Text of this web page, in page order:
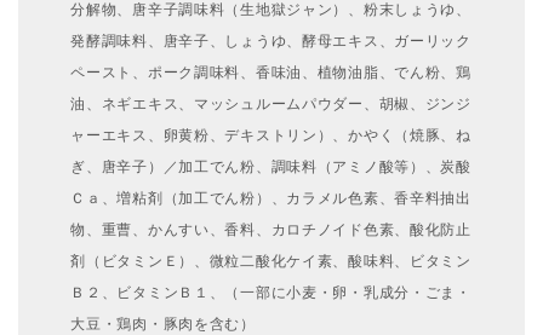
分解物、唐辛子調味料（生地獄ジャン）、粉末しょうゆ、
発酵調味料、唐辛子、しょうゆ、酵母エキス、ガーリック
ペースト、ポーク調味料、香味油、植物油脂、でん粉、鶏
油、ネギエキス、マッシュルームパウダー、胡椒、ジンジ
ャーエキス、卵黄粉、デキストリン）、かやく（焼豚、ね
ぎ、唐辛子）／加工でん粉、調味料（アミノ酸等）、炭酸
Ｃａ、増粘剤（加工でん粉）、カラメル色素、香辛料抽出
物、重曹、かんすい、香料、カロチノイド色素、酸化防止
剤（ビタミンＥ）、微粒二酸化ケイ素、酸味料、ビタミン
Ｂ２、ビタミンＢ１、（一部に小麦・卵・乳成分・ごま・
大豆・鶏肉・豚肉を含む）